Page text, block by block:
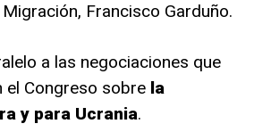
Francisco Garduño.
a las negociaciones que
el Congreso sobre la
y para Ucrania.